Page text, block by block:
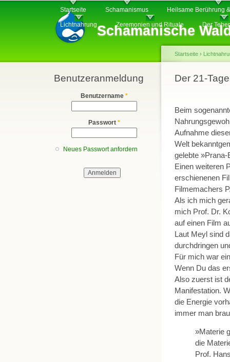
Schamanische
Hauptmenü
Startseite Schamanismus Heilsame Berührung
Lichtnahrung Zeremonien und Rituale Der
Benutzeranmeldung
Benutzername *
Passwort *
Neues Passwort anfordern
Sie sind hier
Startseite ›
Der 21-
Beim
Aufnahme
Welt
gelebte
Einen weiteren
erschienenen
Filmemachers
Als ich mich
mich Prof. Dr.
auf einen Film
Laut Meyl sind
durchdringen
Für mich war
Wenn Du das
Also zuerst ist
Manifestation.
die Energie
immer man
»Materie
die
Prof.